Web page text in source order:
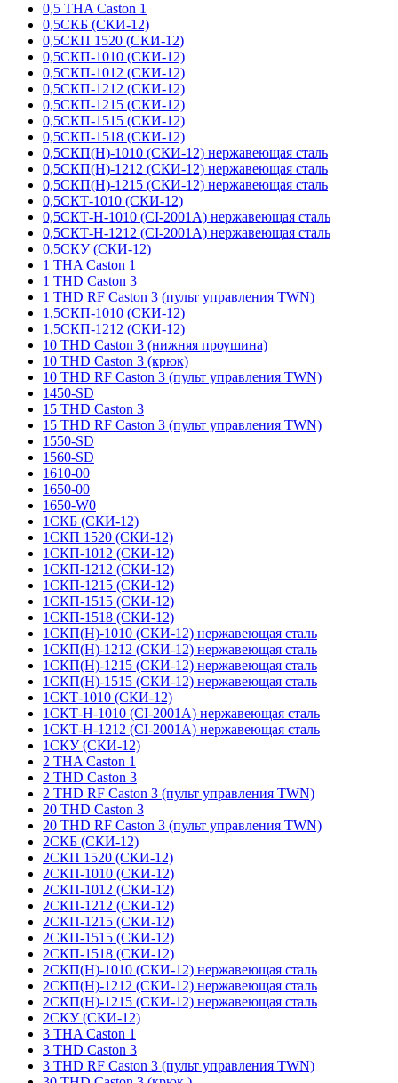
0,5 THA Caston 1
0,5СКБ (СКИ-12)
0,5СКП 1520 (СКИ-12)
0,5СКП-1010 (СКИ-12)
0,5СКП-1012 (СКИ-12)
0,5СКП-1212 (СКИ-12)
0,5СКП-1215 (СКИ-12)
0,5СКП-1515 (СКИ-12)
0,5СКП-1518 (СКИ-12)
0,5СКП(Н)-1010 (СКИ-12) нержавеющая сталь
0,5СКП(Н)-1212 (СКИ-12) нержавеющая сталь
0,5СКП(Н)-1215 (СКИ-12) нержавеющая сталь
0,5СКТ-1010 (СКИ-12)
0,5СКТ-Н-1010 (CI-2001A) нержавеющая сталь
0,5СКТ-Н-1212 (CI-2001A) нержавеющая сталь
0,5СКУ (СКИ-12)
1 THA Caston 1
1 THD Caston 3
1 THD RF Caston 3 (пульт управления TWN)
1,5СКП-1010 (СКИ-12)
1,5СКП-1212 (СКИ-12)
10 THD Caston 3 (нижняя проушина)
10 THD Caston 3 (крюк)
10 THD RF Caston 3 (пульт управления TWN)
1450-SD
15 THD Caston 3
15 THD RF Caston 3 (пульт управления TWN)
1550-SD
1560-SD
1610-00
1650-00
1650-W0
1СКБ (СКИ-12)
1СКП 1520 (СКИ-12)
1СКП-1012 (СКИ-12)
1СКП-1212 (СКИ-12)
1СКП-1215 (СКИ-12)
1СКП-1515 (СКИ-12)
1СКП-1518 (СКИ-12)
1СКП(Н)-1010 (СКИ-12) нержавеющая сталь
1СКП(Н)-1212 (СКИ-12) нержавеющая сталь
1СКП(Н)-1215 (СКИ-12) нержавеющая сталь
1СКП(Н)-1515 (СКИ-12) нержавеющая сталь
1СКТ-1010 (СКИ-12)
1СКТ-Н-1010 (CI-2001A) нержавеющая сталь
1СКТ-Н-1212 (CI-2001A) нержавеющая сталь
1СКУ (СКИ-12)
2 THA Caston 1
2 THD Caston 3
2 THD RF Caston 3 (пульт управления TWN)
20 THD Caston 3
20 THD RF Caston 3 (пульт управления TWN)
2СКБ (СКИ-12)
2СКП 1520 (СКИ-12)
2СКП-1010 (СКИ-12)
2СКП-1012 (СКИ-12)
2СКП-1212 (СКИ-12)
2СКП-1215 (СКИ-12)
2СКП-1515 (СКИ-12)
2СКП-1518 (СКИ-12)
2СКП(Н)-1010 (СКИ-12) нержавеющая сталь
2СКП(Н)-1212 (СКИ-12) нержавеющая сталь
2СКП(Н)-1215 (СКИ-12) нержавеющая сталь
2СКУ (СКИ-12)
3 THA Caston 1
3 THD Caston 3
3 THD RF Caston 3 (пульт управления TWN)